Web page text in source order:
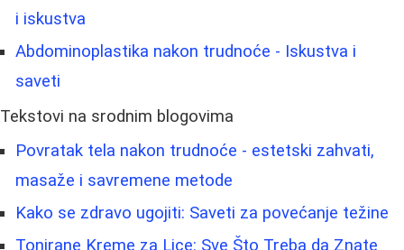
i iskustva
Abdominoplastika nakon trudnoće - Iskustva i
saveti
Tekstovi na srodnim blogovima
Povratak tela nakon trudnoće - estetski zahvati,
masaže i savremene metode
Kako se zdravo ugojiti: Saveti za povećanje težine
Tonirane Kreme za Lice: Sve Što Treba da Znate